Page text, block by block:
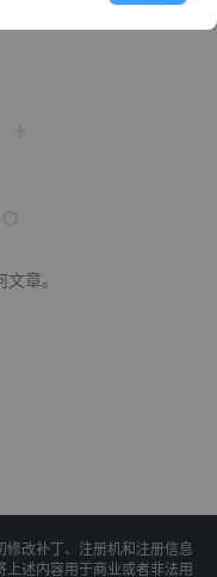
章。
改补丁、注册机和注册信息
述内容用于商业或者非法用